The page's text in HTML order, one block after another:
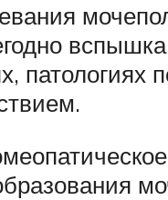
патологиях